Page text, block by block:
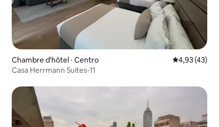
Chambre d'hôtel ⋅ Centro Évaluation
4,93 (43)
Casa Herrmann Suites-11